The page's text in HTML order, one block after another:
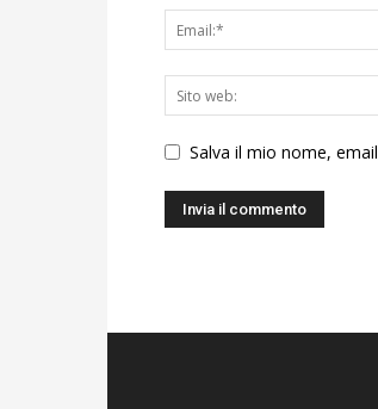
Salva il mio nome,